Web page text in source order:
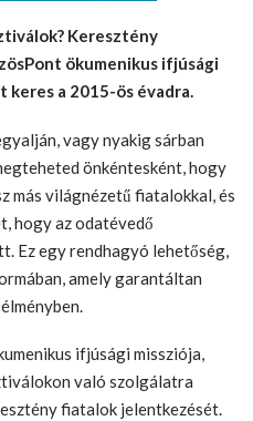
Keresztény
ökumenikus ifjúsági
keres a 2015-ös évadra.
vagy nyakig sárban
önkéntesként, hogy
más világnézetű fiatalokkal, és
hogy az odatévedő
Ez egy rendhagyó lehetőség,
amely garantáltan
ifjúsági missziója,
való szolgálatra
fiatalok jelentkezését.